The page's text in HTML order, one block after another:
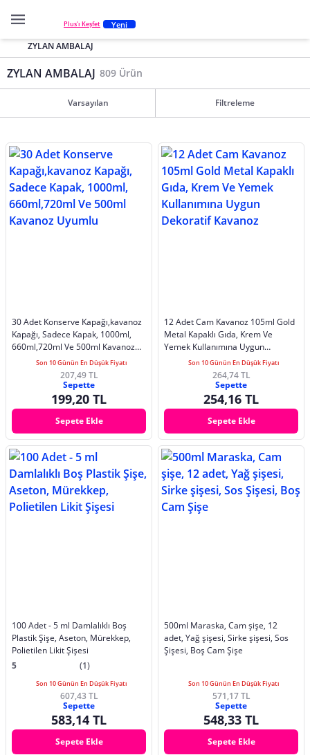
Plus'ı Keşfet Yeni
ZYLAN AMBALAJ
ZYLAN AMBALAJ 809 Ürün
Varsayılan Filtreleme
30 Adet Konserve Kapağı,kavanoz
Kapağı, Sadece Kapak, 1000ml,
660ml,720ml Ve 500ml Kavanoz
UyumluSon 10 Günün En Düşük Fiyatı
207,49 TL
Sepette
199,20 TL
Sepete Ekle
12 Adet Cam Kavanoz 105ml Gold
Metal Kapaklı Gıda, Krem Ve
Yemek Kullanımına Uygun
Dekoratif Kavanoz
Son 10 Günün En Düşük Fiyatı
264,74 TL
Sepette
254,16 TL
Sepete Ekle
100 Adet - 5 ml Damlalıklı Boş
Plastik Şişe, Aseton, Mürekkep,
Polietilen Likit Şişesi
5
(1)
Son 10 Günün En Düşük Fiyatı
607,43 TL
Sepette
583,14 TL
Sepete Ekle
500ml Maraska, Cam şişe, 12
adet, Yağ şişesi, Sirke şişesi, Sos
Şişesi, Boş Cam Şişe
Son 10 Günün En Düşük Fiyatı
571,17 TL
Sepette
548,33 TL
Sepete Ekle